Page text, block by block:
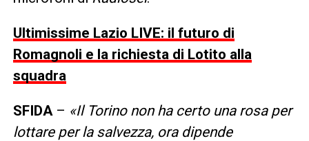
Ultimissime Lazio LIVE: il futuro di
Romagnoli e la richiesta di Lotito alla
squadra
SFIDA – «Il Torino non ha certo una rosa per
lottare per la salvezza, ora dipende